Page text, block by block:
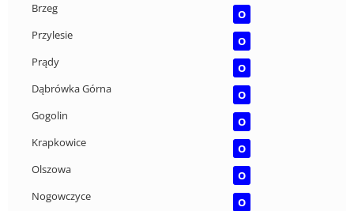
Brzeg
O
Przylesie
O
Prądy
O
Dąbrówka Górna
O
Gogolin
O
Krapkowice
O
Olszowa
O
Nogowczyce
O